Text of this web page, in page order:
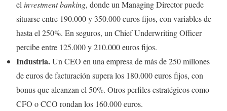
el investment banking, donde un Managing Director puede
situarse entre 190.000 y 350.000 euros fijos, con variables de
hasta el 250%. En seguros, un Chief Underwriting Officer
percibe entre 125.000 y 210.000 euros fijos.
Industria.Un CEO en una empresa de más de 250 millones
de euros de facturación supera los 180.000 euros fijos, con
bonus que alcanzan el 50%. Otros perfiles estratégicos como
CFO o CCO rondan los 160.000 euros.